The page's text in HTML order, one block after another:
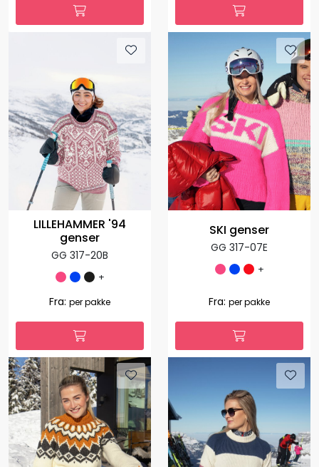
LILLEHAMMER '94
genser
GG 317-20B
+
Fra: per pakke
SKI genser
GG 317-07E
+
Fra: per pakke